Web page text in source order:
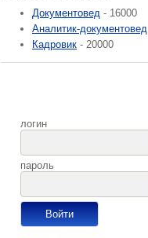
Документовед - 16000
Аналитик-документовед
Кадровик - 20000
логин
пароль